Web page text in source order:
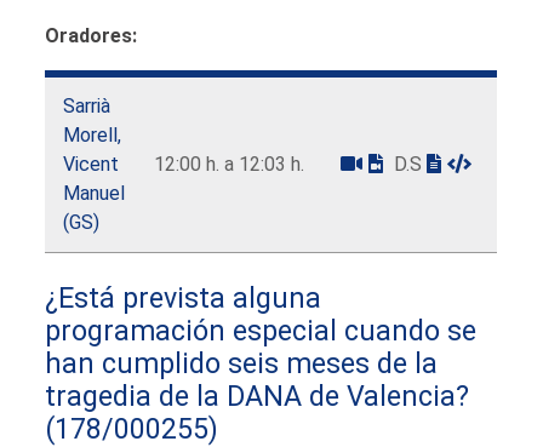
Oradores:
Sarrià
Morell,
Vicent
Manuel
(GS)
12:00 h. a 12:03 h. D.S
¿Está prevista alguna
programación especial cuando se
han cumplido seis meses de la
tragedia de la DANA de Valencia?
(178/000255)